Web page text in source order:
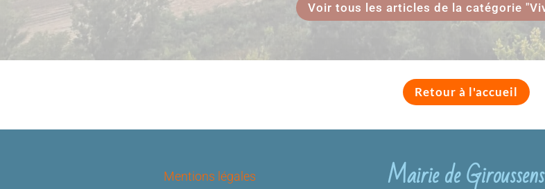
Voir tous les articles de la catégorie
Retour à l'accueil
Mentions légales Mairie de Giroussens